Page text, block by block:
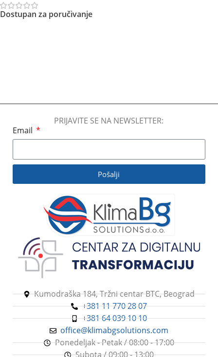
Dostupan za poručivanje
PRIJAVITE SE NA NEWSLETTER:
Email
Pošalji
Kumodraška 184, Tržni centar BTC, Beograd
+381 11 770 28 07
+381 64 039 10 10
office@klimabgsolutions.com
Ponedeljak - Petak / 08:00 - 17:00
Subota / 09:00 - 13:00